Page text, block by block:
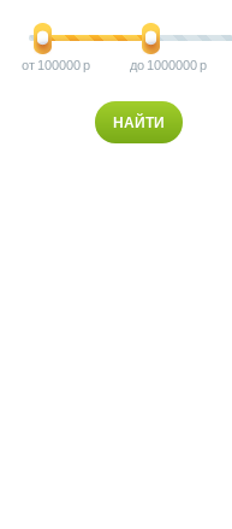
100000 1000000